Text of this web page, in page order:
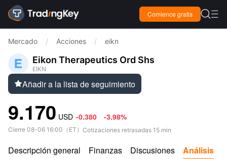
Comience gratis  
Mercado / Acciones / eikn
Eikon Therapeutics Ord Shs
EIKN
Añadir a la lista de seguimiento
9.170 USD -0.380 -3.98%
Cierre 08-06 16:00 （ ET ） Cotizaciones retrasadas 15 min
Descripción general Finanzas Discusiones Análisis